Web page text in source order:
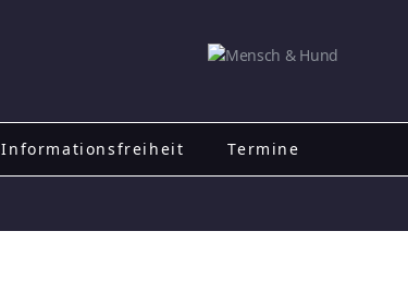
Informationsfreiheit Termine